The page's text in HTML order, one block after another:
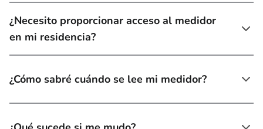
¿Necesito proporcionar acceso al medidor
en mi residencia?
¿Cómo sabré cuándo se lee mi medidor?